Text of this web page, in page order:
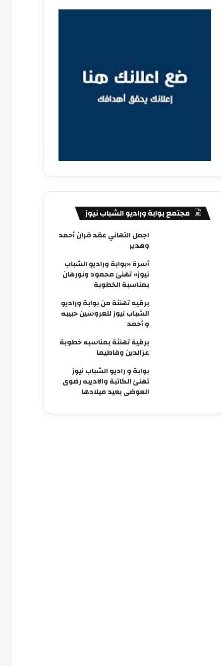
مجتمع بوابة وراديو الشباب نيوز
اجمل التهاني عقد قران أحمد
وهدير
أسرة «بوابة وراديو الشباب
نيوز» تهنئ محمود ونورهان
بمناسبة الخطوبة
برقيه تهنئة من بوابة وراديو
الشباب نيوز للعروسين حبيبه
و أحمد
برقية تهنئة بمناسبه خطوبة
عزالدين وفاطيما
بوابة و راديو الشباب نيوز
تهنئ الكاتبة والاديبه رضوى
العوضى بعيد ميلادها